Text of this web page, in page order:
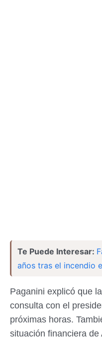
Te Puede Interesar:
años tras el incendio
Paganini explicó que
consulta con el
próximas horas.
situación financiera